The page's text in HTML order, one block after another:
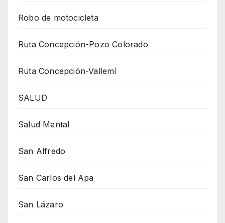
Robo de motocicleta
Ruta Concepción-Pozo Colorado
Ruta Concepción-Vallemí
SALUD
Salud Mental
San Alfredo
San Carlos del Apa
San Lázaro